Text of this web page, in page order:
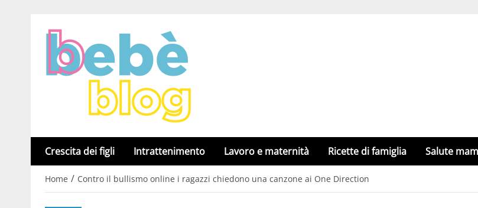
Crescita dei figli Intrattenimento Lavoro e maternità Ricette di famiglia Salute
Home / Contro il bullismo online i ragazzi chiedono una canzone ai One Direction